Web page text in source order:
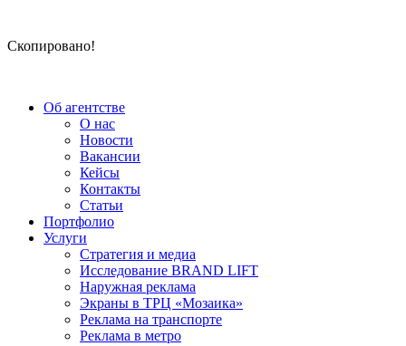
Скопировано!
Об агентстве
О нас
Новости
Вакансии
Кейсы
Контакты
Статьи
Портфолио
Услуги
Стратегия и медиа
Исследование BRAND LIFT
Наружная реклама
Экраны в ТРЦ «Мозаика»
Реклама на транспорте
Реклама в метро